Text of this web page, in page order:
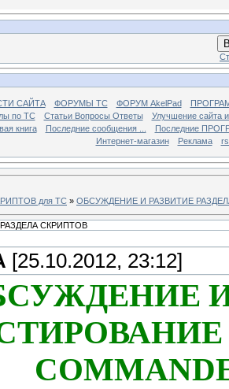
САЙТА ФОРУМЫ TC ФОРУМ AkelPad
по TС
Статьи Вопросы Ответы
Улучшение сайта
книга Последние сообщения ...
Последние
Интернет-магазин
Реклама
для TC » ОБСУЖДЕНИЕ И РАЗВИТИЕ
СКРИПТОВ
[25.10.2012, 23:12]
И